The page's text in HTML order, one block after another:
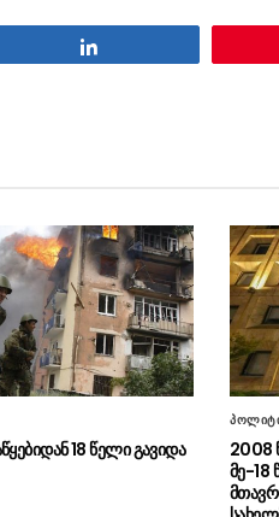
18 წელი გავიდა
2008
მე-18